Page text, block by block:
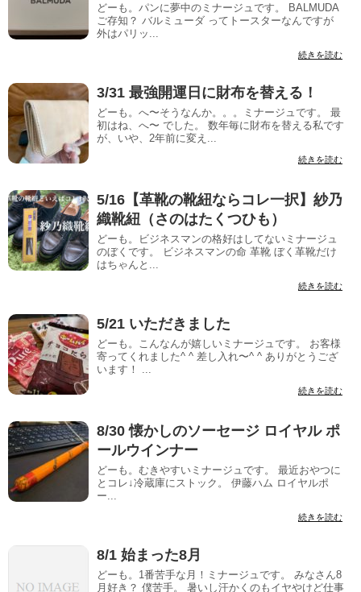
どーも。パンに夢中のミナージュです。 BALMUDA
ご存知？ バルミューダ ってトースターなんですが
外はパリッ...
続きを読む
3/31 最強開運日に財布を替える！
どーも。へ〜そうなんか。。。ミナージュです。 最
初はね、へ〜 でした。 数年毎に財布を替える私です
が、いや、2年前に変え...
続きを読む
5/16【革靴の靴紐ならコレ一択】紗乃
織靴紐（さのはたくつひも）
どーも。ビジネスマンの格好はしてないミナージュ
のぼくです。 ビジネスマンの命 革靴 ぼく革靴だけ
はちゃんと...
続きを読む
5/21 いただきました
どーも。こんなんが嬉しいミナージュです。 お客様
寄ってくれました^ ^ 差し入れ〜^ ^ ありがとうござ
います！ ...
続きを読む
8/30 懐かしのソーセージ ロイヤル ポ
ールウインナー
どーも。むきやすいミナージュです。 最近おやつに
とコレ↓冷蔵庫にストック。 伊藤ハム ロイヤルポ
ー...
続きを読む
8/1 始まった8月
どーも。1番苦手な月！ミナージュです。 みなさん8
月好き？ 僕苦手。 暑いし汗かくのもイヤやけど仕事